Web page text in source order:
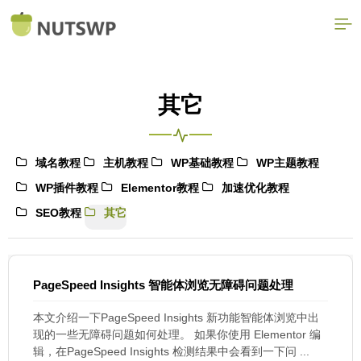
其它
域名教程 主机教程 WP基础教程
WP主题教程
WP插件教程
Elementor教程
加速优化教程
SEO教程
其它
PageSpeed Insights 智能体浏览无障碍问题处理
本文介绍一下PageSpeed Insights 新功能智能体浏览中出
现的一些无障碍问题如何处理。 如果你使用 Elementor 编
辑，在PageSpeed Insights 检测结果中会看到一下问 ...